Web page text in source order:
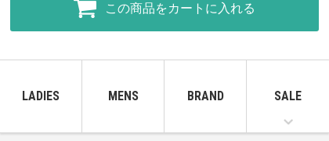
この商品をカートに入れる
LADIES MENS BRAND SALE